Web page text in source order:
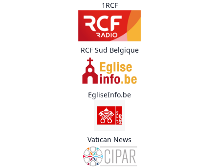
1RCF
RCF Sud Belgique
EgliseInfo.be
Vatican News